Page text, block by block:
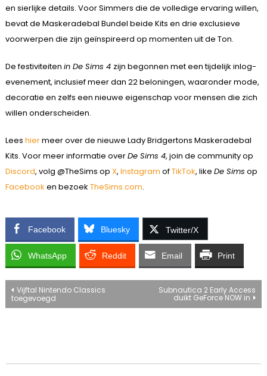
en sierlijke details. Voor Simmers die de volledige ervaring willen,
bevat de Maskeradebal Bundel beide Kits en drie exclusieve
voorwerpen die zijn geïnspireerd op momenten uit de Ton.
De festiviteiten in De Sims 4 zijn begonnen met een tijdelijk inlog-
evenement, inclusief meer dan 22 beloningen, waaronder mode,
decoratie en zelfs een nieuwe eigenschap voor mensen die zich
willen onderscheiden.
Lees hiermeer over de nieuwe Lady Bridgertons Maskeradebal
Kits. Voor meer informatie overDe Sims 4, join de community op
Discord, volg @TheSims op X, Instagram ofTikTok, like De Sims op
Facebook en bezoek TheSims.com.
Facebook Bluesky Twitter/X
WhatsApp Reddit Email Print
Bericht
Vijftal Nintendo Classics
toegevoegd
Subnautica 2 Early Access
duikt GeForce NOW in